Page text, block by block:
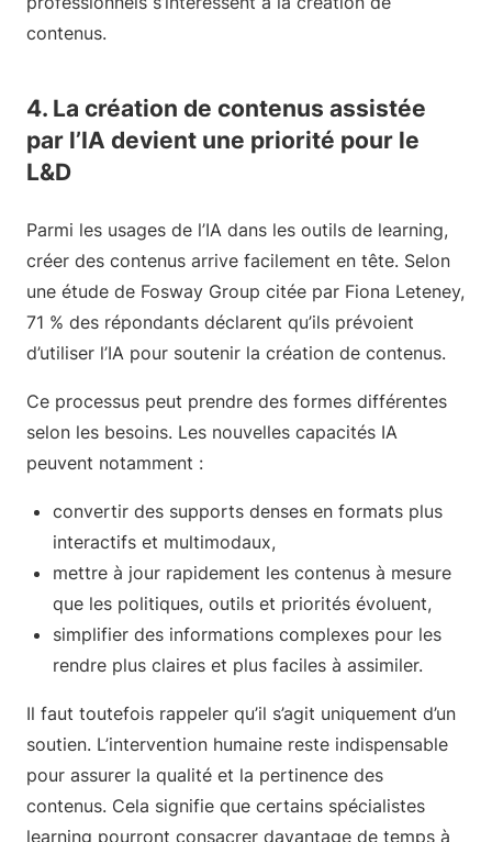
contenus.
4. La création de contenus assistée
par l’IA devient une priorité pour le
L&D
Parmi les usages de l’IA dans les outils de learning,
créer des contenus arrive facilement en tête. Selon
une étude de Fosway Group citée par Fiona Leteney,
71 % des répondants déclarent qu’ils prévoient
d’utiliser l’IA pour soutenir la création de contenus.
Ce processus peut prendre des formes différentes
selon les besoins. Les nouvelles capacités IA
peuvent notamment :
convertir des supports denses en formats plus
interactifs et multimodaux,
mettre à jour rapidement les contenus à mesure
que les politiques, outils et priorités évoluent,
simplifier des informations complexes pour les
rendre plus claires et plus faciles à assimiler.
Il faut toutefois rappeler qu’il s’agit uniquement d’un
soutien. L’intervention humaine reste indispensable
pour assurer la qualité et la pertinence des
contenus. Cela signifie que certains spécialistes
learning pourront consacrer davantage de temps à